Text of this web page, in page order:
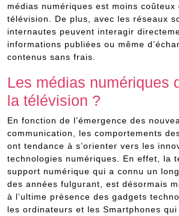
médias numériques est moins coûteux
télévision. De plus, avec les réseaux
internautes peuvent interagir
informations publiées ou même
contenus sans frais.
Les médias numériques
la télévision ?
En fonction de l’émergence des
communication, les comportements
ont tendance à s’orienter vers les
technologies numériques. En effet, la
support numérique qui a connu un
des années fulgurant, est désormais
à l’ultime présence des gadgets
les ordinateurs et les Smartphones